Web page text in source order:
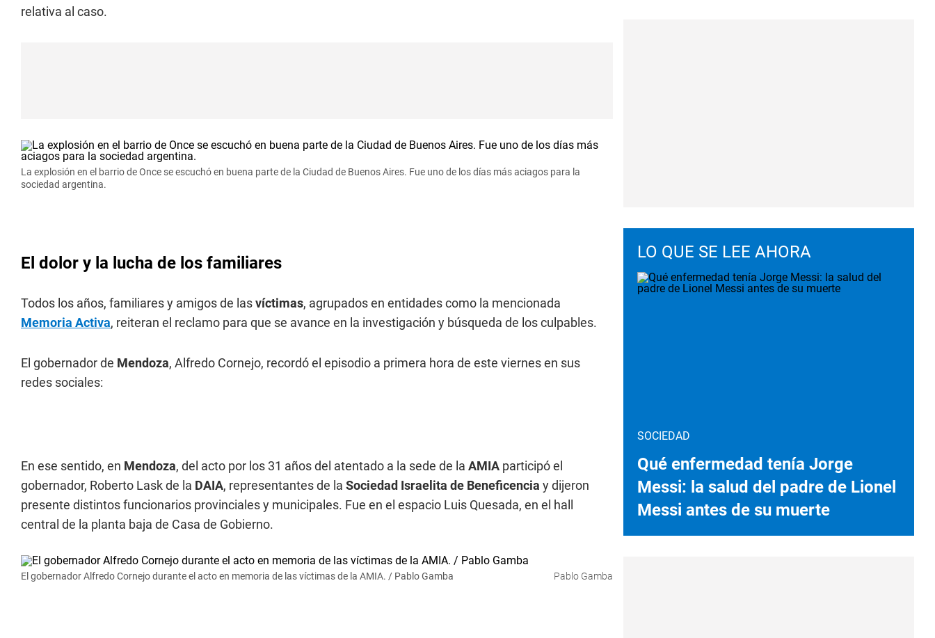
relativa al caso.
La explosión en el barrio de Once se escuchó en buena parte de la Ciudad de Buenos Aires. Fue uno de los días más aciagos para la
sociedad argentina.
El dolor y la lucha de los familiares
Todos los años, familiares y amigos de lasvíctimas, agrupados en entidades como la mencionada
Memoria Activa, reiteran el reclamo para que se avance en la investigación y búsqueda de los culpables.
El gobernador de Mendoza, Alfredo Cornejo, recordó el episodio a primera hora de este viernes en sus
redes sociales:
En ese sentido, en Mendoza, del acto por los 31 años del atentado a la sede de la AMIA participó el
gobernador, Roberto Lask de la DAIA, representantes de la Sociedad Israelita de Beneficencia y dijeron
presente distintos funcionarios provinciales y municipales. Fue en el espacio Luis Quesada, en el hall
central de la planta baja de Casa de Gobierno.
El gobernador Alfredo Cornejo durante el acto en memoria de las víctimas de la AMIA. / Pablo Gamba Pablo Gamba
LO QUE SE LEE AHORA
SOCIEDAD
Qué enfermedad tenía Jorge
Messi: la salud del padre de Lionel
Messi antes de su muerte